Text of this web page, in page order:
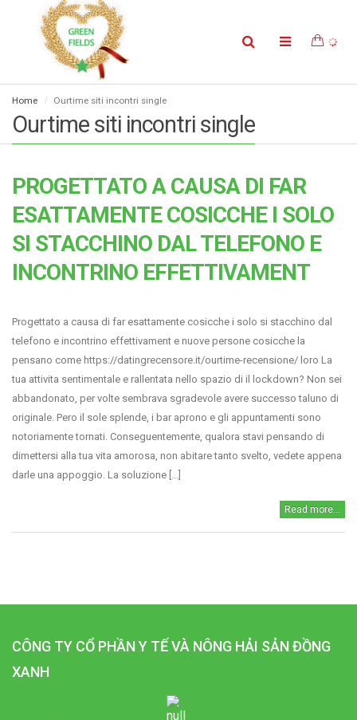
Home Ourtime siti incontri single
Ourtime siti incontri single
PROGETTATO A CAUSA DI FAR
ESATTAMENTE COSICCHE I SOLO
SI STACCHINO DAL TELEFONO E
INCONTRINO EFFETTIVAMENT
Progettato a causa di far esattamente cosicche i solo si stacchino dal
telefono e incontrino effettivament e nuove persone cosicche la
pensano come https://datingrecensore.it/ourtime-recensione/ loro La
tua attivita sentimentale e rallentata nello spazio di il lockdown? Non sei
abbandonato, per volte sembrava sgradevole avere successo taluno di
originale. Pero il sole splende, i bar aprono e gli appuntamenti sono
notoriamente tornati. Conseguentemente, qualora stavi pensando di
dimettersi alla tua vita amorosa, non abitare tanto svelto, vedete appena
darle una appoggio. La soluzione [...]
Read more...
CÔNG TY CỔ PHẦN Y TẾ VÀ NÔNG HẢI SẢN ĐỒNG
XANH